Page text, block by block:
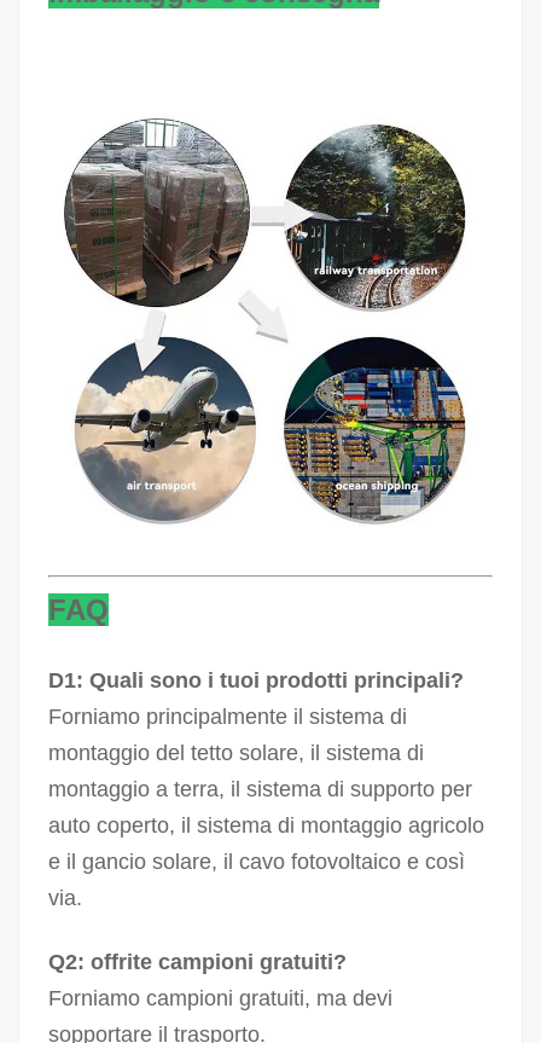
FAQ
D1: Quali sono i tuoi prodotti principali?
Forniamo principalmente il sistema di
montaggio del tetto solare, il sistema di
montaggio a terra, il sistema di supporto per
auto coperto, il sistema di montaggio agricolo
e il gancio solare, il cavo fotovoltaico e così
via.
Q2: offrite campioni gratuiti?
Forniamo campioni gratuiti, ma devi
sopportare il trasporto.